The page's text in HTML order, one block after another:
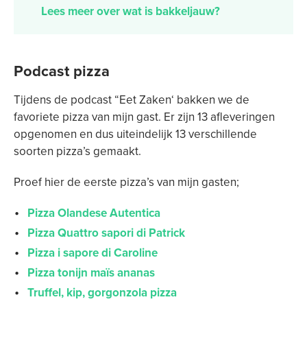
Lees meer over wat is bakkeljauw?
Podcast pizza
Tijdens de podcast “Eet Zaken‘ bakken we de
favoriete pizza van mijn gast. Er zijn 13 afleveringen
opgenomen en dus uiteindelijk 13 verschillende
soorten pizza’s gemaakt.
Proef hier de eerste pizza’s van mijn gasten;
Pizza Olandese Autentica
Pizza Quattro sapori di Patrick
Pizza i sapore di Caroline
Pizza tonijn maïs ananas
Truffel, kip, gorgonzola pizza